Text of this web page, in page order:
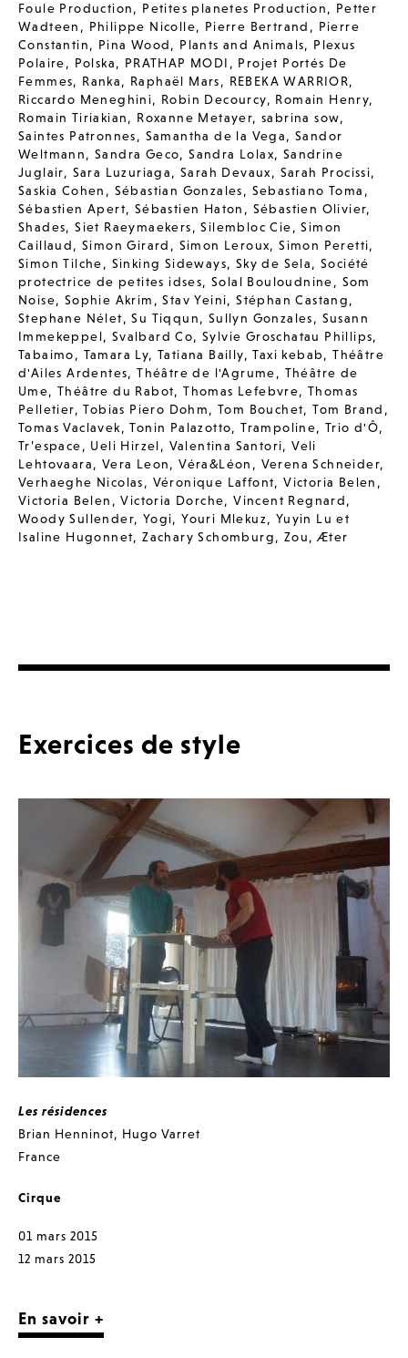
Foule Production, Petites planetes Production, Petter
Wadteen , Philippe Nicolle, Pierre Bertrand , Pierre
Constantin, Pina Wood, Plants and Animals, Plexus
Polaire, Polska, PRATHAP MODI , Projet Portés De
Femmes, Ranka, Raphaël Mars, REBEKA WARRIOR,
Riccardo Meneghini, Robin Decourcy, Romain Henry,
Romain Tiriakian, Roxanne Metayer,sabrina sow,
Saintes Patronnes, Samantha de la Vega,Sandor
Weltmann,Sandra Geco,Sandra Lolax, Sandrine
Juglair, Sara Luzuriaga,Sarah Devaux, Sarah Procissi,
Saskia Cohen , Sébastian Gonzales, Sebastiano Toma ,
Sébastien Apert, Sébastien Haton , Sébastien Olivier,
Shades,Siet Raeymaekers,Silembloc Cie,Simon
Caillaud,Simon Girard , Simon Leroux,Simon Peretti,
Simon Tilche, Sinking Sideways, Sky de Sela,Société
protectrice de petites idses,Solal Bouloudnine, Som
Noise, Sophie Akrim ,Stav Yeini,Stéphan Castang,
Stephane Nélet,Su Tiqqun, Sullyn Gonzales, Susann
Immekeppel, Svalbard Co,Sylvie Groschatau Phillips,
Tabaimo, Tamara Ly,Tatiana Bailly,Taxi kebab,Théâtre
d'Ailes Ardentes,Théâtre de l'Agrume, Théâtre de
Ume,Théâtre du Rabot,Thomas Lefebvre,Thomas
Pelletier,Tobias Piero Dohm,Tom Bouchet,Tom Brand ,
Tomas Vaclavek,Tonin Palazotto,Trampoline,Trio d'Ô,
Tr’espace, Ueli Hirzel, Valentina Santori,Veli
Lehtovaara, Vera Leon,Véra&Léon , Verena Schneider,
Verhaeghe Nicolas, Véronique Laffont,Victoria Belen ,
Victoria Belen ,Victoria Dorche,Vincent Regnard,
Woody Sullender, Yogi,Youri Mlekuz, Yuyin Lu et
Isaline Hugonnet,Zachary Schomburg, Zou, Æter
Exercices de style
Les résidences
Brian Henninot, Hugo Varret
France
Cirque
01 mars 2015
12 mars 2015
En savoir +